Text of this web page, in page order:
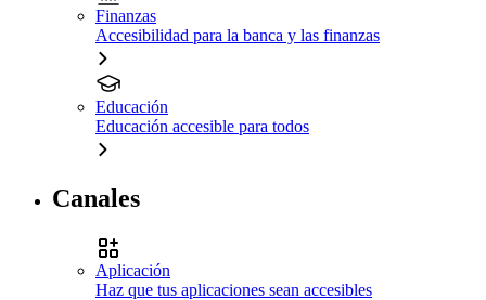
Finanzas
Accesibilidad para la banca y las finanzas
Educación
Educación accesible para todos
Canales
Aplicación
Haz que tus aplicaciones sean accesibles